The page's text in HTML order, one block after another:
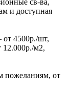
св-ва,
и доступная
от 4500р./шт,
м2,
пожеланиям, от